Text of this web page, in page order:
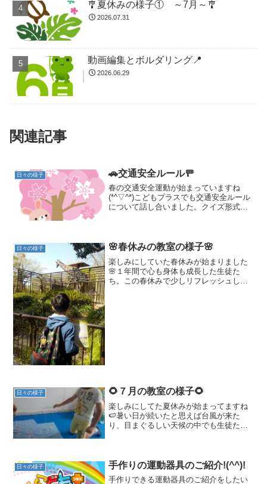
🎐夏休みの様子① ～7月～🎐
2026.07.31
動画編集とボルダリング📍
2026.06.29
関連記事
日々の様子 🚗交通安全ルール🚥
春の交通安全運動が始まっていますね
(*^▽^*)こどもプラスでも交通安全ルール
について話し合いました。クイズ形式で
て立ち止まって確...
日々の様子 🌸春休みの教室の様子🌸
楽しみにしていた春休みが始まりました
🌸１年間で心も身体も成長した生徒た
ち。この春休みで少しリフレッシュし新
日々の様子 🌻７月の教室の様子🌻
楽しみにしてた夏休みが始まってますね
🍉暑い日が続いたと思えば台風が来た
り、目まぐるしい天候の中でも生徒たち
ルーンクッションを作っ...
日々の様子 手作りの運動器具のご紹介!(^^)!
手作りできる運動器具のご紹介をしたい